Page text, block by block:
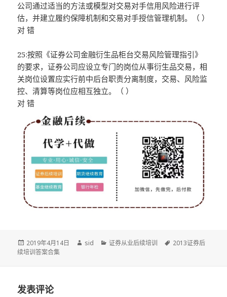
公司通过适当的方法或模型对交易对手信用风险进行评
估，并建立履约保障机制和交易对手授信管理机制。（ ）
对 错
25:按照《证券公司金融衍生品柜台交易风险管理指引》
的要求，证券公司应设立专门的岗位从事衍生品交易，相
关岗位设置应实行前中后台职责分离制度，交易、风险监
控、清算等岗位应相互独立。（ ）
对 错
发
布
2019年4月14日
作
sid
分
证券从业后续培训
标
2013证券后
续培训答案合集
发表评论